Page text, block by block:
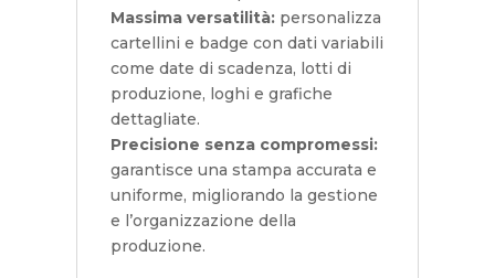
Massima versatilità:personalizza
cartellini e badge con dati variabili
come date di scadenza, lotti di
produzione, loghi e grafiche
dettagliate.
Precisione senza compromessi:
garantisce una stampa accurata e
uniforme, migliorando la gestione
e l’organizzazione della
produzione.